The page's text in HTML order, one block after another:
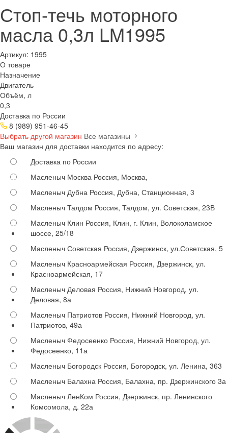
Стоп-течь моторного
масла 0,3л LM1995
Артикул: 1995
О товаре
Назначение
Двигатель
Объём, л
0,3
Доставка по России
8 (989) 951-46-45
Выбрать другой магазин Все магазины
Ваш магазин для доставки находится по адресу:
Доставка по России
Масленыч Москва Россия, Москва,
Масленыч Дубна Россия, Дубна, Станционная, 3
Масленыч Талдом Россия, Талдом, ул. Советская, 23В
Масленыч Клин Россия, Клин, г. Клин, Волоколамское
шоссе, 25/18
Масленыч Советская Россия, Дзержинск, ул.Советская, 5
Масленыч Красноармейская Россия, Дзержинск, ул.
Красноармейская, 17
Масленыч Деловая Россия, Нижний Новгород, ул.
Деловая, 8а
Масленыч Патриотов Россия, Нижний Новгород, ул.
Патриотов, 49а
Масленыч Федосеенко Россия, Нижний Новгород, ул.
Федосеенко, 11а
Масленыч Богородск Россия, Богородск, ул. Ленина, 363
Масленыч Балахна Россия, Балахна, пр. Дзержинского 3а
Масленыч ЛенКом Россия, Дзержинск, пр. Ленинского
Комсомола, д. 22а